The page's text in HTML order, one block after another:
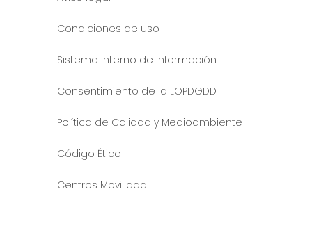
Condiciones de uso
Sistema interno de información
Consentimiento de la LOPDGDD
Política de Calidad y Medioambiente
Código Ético
Centros Movilidad